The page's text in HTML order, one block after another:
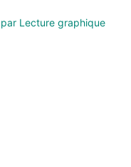
Lecture graphique